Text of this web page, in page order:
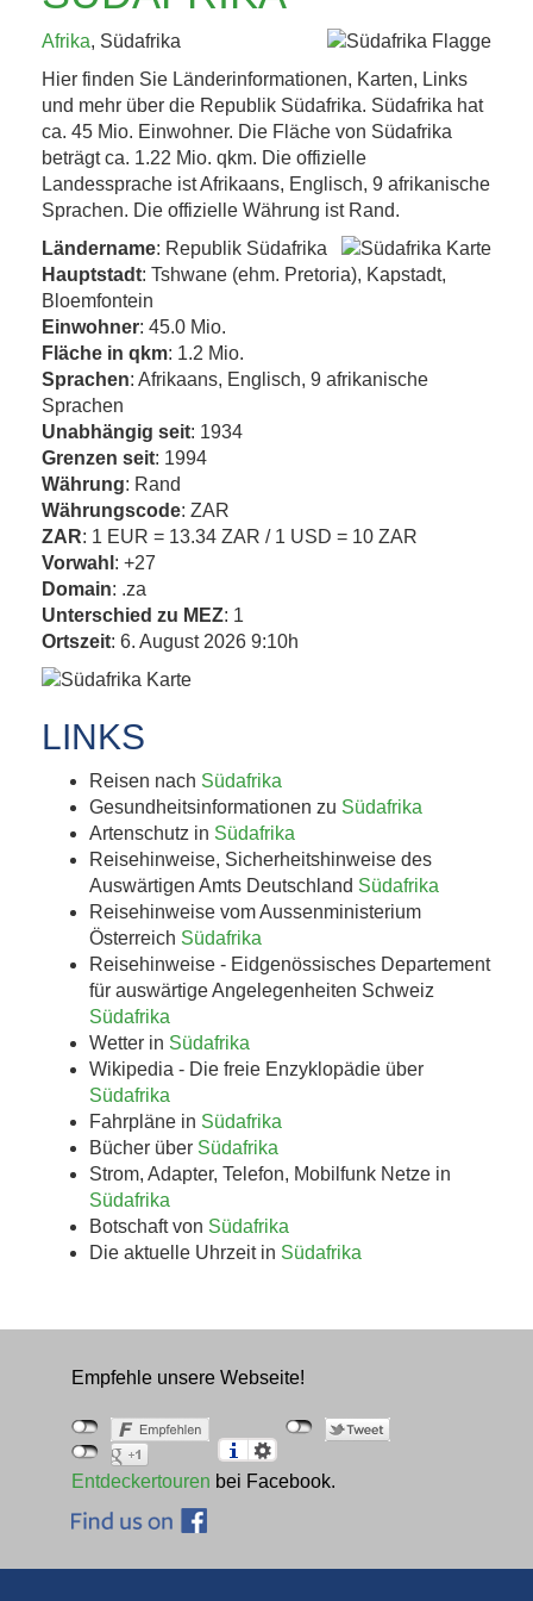
KAFFEEHAUSKULTUR,
K.U.K.-ERBE UND
TRÜFFEL 4. BIS 8....
Jetzt entdecken!
Afrika, Südafrika
Hier finden Sie Länderinformationen, Karten, Links
und mehr über die Republik Südafrika. Südafrika hat
ca. 45 Mio. Einwohner. Die Fläche von Südafrika
beträgt ca. 1.22 Mio. qkm. Die offizielle
Landessprache ist Afrikaans, Englisch, 9 afrikanische
Sprachen. Die offizielle Währung ist Rand.
Ländername: Republik Südafrika
Hauptstadt: Tshwane (ehm. Pretoria), Kapstadt,
Bloemfontein
Einwohner: 45.0 Mio.
Fläche in qkm: 1.2 Mio.
Sprachen: Afrikaans, Englisch, 9 afrikanische
Sprachen
Unabhängig seit: 1934
Grenzen seit: 1994
Währung: Rand
Währungscode: ZAR
ZAR: 1 EUR = 13.34 ZAR / 1 USD = 10 ZAR
Vorwahl : +27
Domain: .za
Unterschied zu MEZ: 1
Ortszeit: 6. August 2026 9:10h
LINKS
Reisen nach Südafrika
Gesundheitsinformationen zu Südafrika
Artenschutz in Südafrika
Reisehinweise, Sicherheitshinweise des
Auswärtigen Amts Deutschland Südafrika
Reisehinweise vom Aussenministerium
Österreich Südafrika
Reisehinweise - Eidgenössisches Departement
für auswärtige Angelegenheiten Schweiz
Südafrika
Wetter in Südafrika
Wikipedia - Die freie Enzyklopädie über
Südafrika
Fahrpläne in Südafrika
Bücher über Südafrika
Strom, Adapter, Telefon, Mobilfunk Netze in
Südafrika
Botschaft von Südafrika
Die aktuelle Uhrzeit in Südafrika
Empfehle unsere Webseite!
Entdeckertouren bei Facebook.